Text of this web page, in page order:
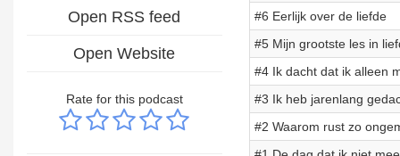
Open RSS feed
Open Website
Rate for this podcast
#6 Eerlijk over de liefde
#5 Mijn grootste les in
#4 Ik dacht dat ik alleen
#3 Ik heb jarenlang
#2 Waarom rust zo